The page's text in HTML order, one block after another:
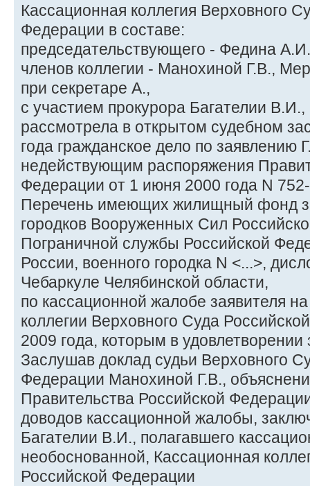
Кассационная коллегия Верховного
Федерации в составе:
председательствующего - Федина
членов коллегии - Манохиной Г.В.,
при секретаре А.,
с участием прокурора Багателии В.И.,
рассмотрела в открытом судебном
года гражданское дело по заявлению
недействующим распоряжения
Федерации от 1 июня 2000 года N
Перечень имеющих жилищный фонд
городков Вооруженных Сил
Пограничной службы Российской
России, военного городка N <...>,
Чебаркуле Челябинской области,
по кассационной жалобе заявителя
коллегии Верховного Суда
2009 года, которым в удовлетворении
Заслушав доклад судьи Верховного
Федерации Манохиной Г.В.,
Правительства Российской
доводов кассационной жалобы,
Багателии В.И., полагавшего
необоснованной, Кассационная
Российской Федерации